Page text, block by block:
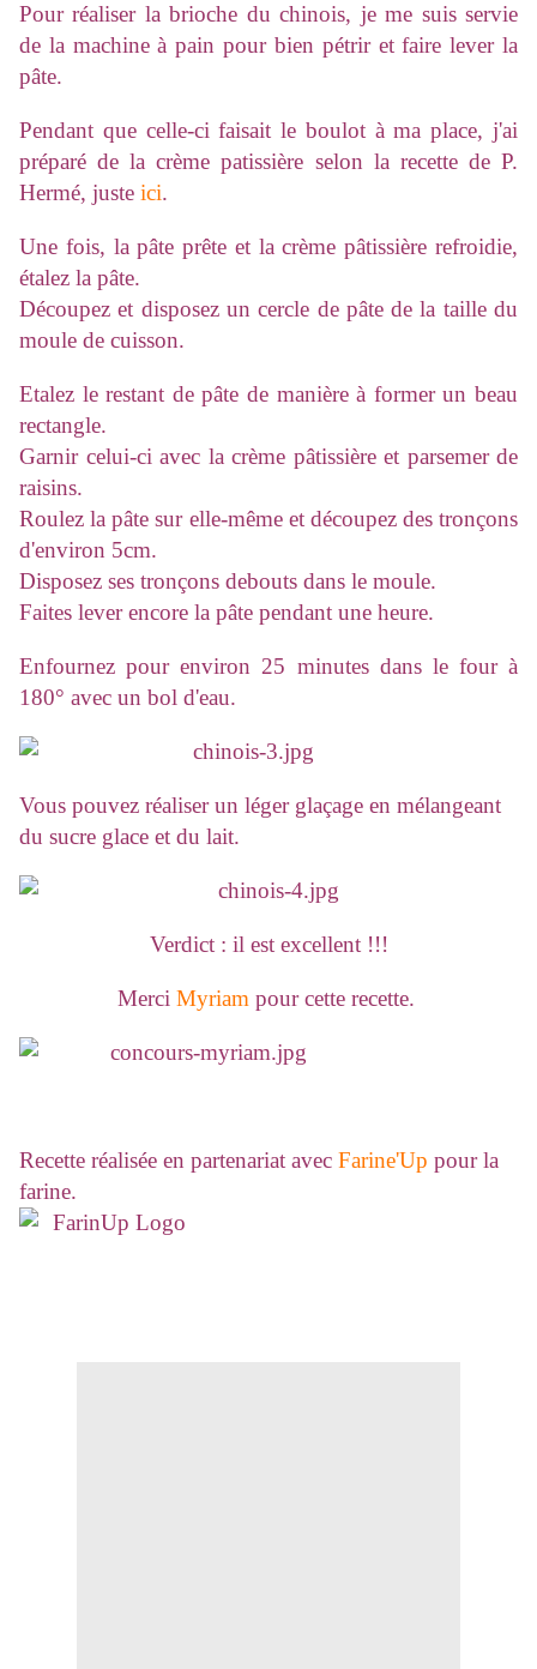
Pour réaliser la brioche du chinois, je me suis servie
de la machine à pain pour bien pétrir et faire lever la
pâte.
Pendant que celle-ci faisait le boulot à ma place, j'ai
préparé de la crème patissière selon la recette de P.
Hermé, juste ici.
Une fois, la pâte prête et la crème pâtissière refroidie,
étalez la pâte.
Découpez et disposez un cercle de pâte de la taille du
moule de cuisson.
Etalez le restant de pâte de manière à former un beau
rectangle.
Garnir celui-ci avec la crème pâtissière et parsemer de
raisins.
Roulez la pâte sur elle-même et découpez des tronçons
d'environ 5cm.
Disposez ses tronçons debouts dans le moule.
Faites lever encore la pâte pendant une heure.
Enfournez pour environ 25 minutes dans le four à
180° avec un bol d'eau.
Vous pouvez réaliser un léger glaçage en mélangeant
du sucre glace et du lait.
Verdict : il est excellent !!!
Merci Myriam pour cette recette.
Recette réalisée en partenariat avec Farine'Up pour la
farine.